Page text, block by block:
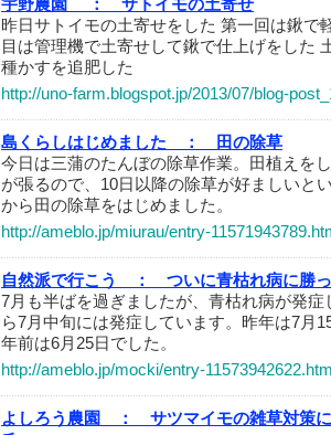
宇野農園 ：
サトイモの土寄せ
昨日サトイモの土寄せをした 第一回は鍬で
目は管理機で土寄せして鍬で仕上げをした
種かすを追肥した
http://uno-farm.blogspot.jp/2013/07/blog-
島くらしはじめました ：
田の除草
今日は三蒲のたんぼの除草作業。田植えを
が張るので、10日以降の除草が好ましいと
から田の除草をはじめました。
http://ameblo.jp/miurau/entry-
自然派で行こう ：
ついに青枯れ病に勝
7月も半ばを過ぎましたが、青枯れ病が発
ら7月中旬には発症しています。昨年は7月
年前は6月25日でした。
http://ameblo.jp/mocki/entry-
よしろう農園 ：
サツマイモの雑草対策